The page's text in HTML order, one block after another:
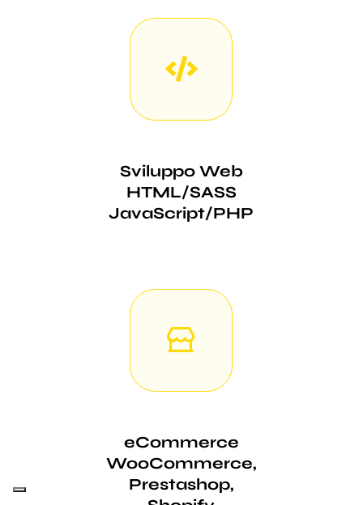
Sviluppo Web
HTML/SASS
JavaScript/PHP
eCommerce
WooCommerce,
Prestashop,